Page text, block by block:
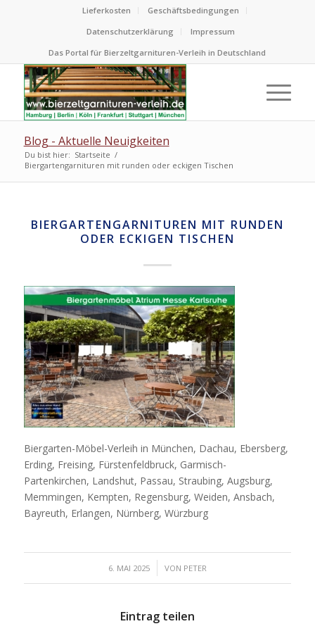
Lieferkosten
Geschäftsbedingungen
Datenschutzerklärung
Impressum
Das Portal für Bierzeltgarnituren-Verleih in Deutschland
Blog - Aktuelle Neuigkeiten
Du bist hier: Startseite /
Biergartengarnituren mit runden oder eckigen Tischen
BIERGARTENGARNITUREN MIT RUNDEN
ODER ECKIGEN TISCHEN
Biergarten-Möbel-Verleih in München, Dachau, Ebersberg,
Erding, Freising, Fürstenfeldbruck, Garmisch-
Partenkirchen, Landshut, Passau, Straubing, Augsburg,
Memmingen, Kempten, Regensburg, Weiden, Ansbach,
Bayreuth, Erlangen, Nürnberg, Würzburg
6. MAI 2025
/ VON PETER
Eintrag teilen